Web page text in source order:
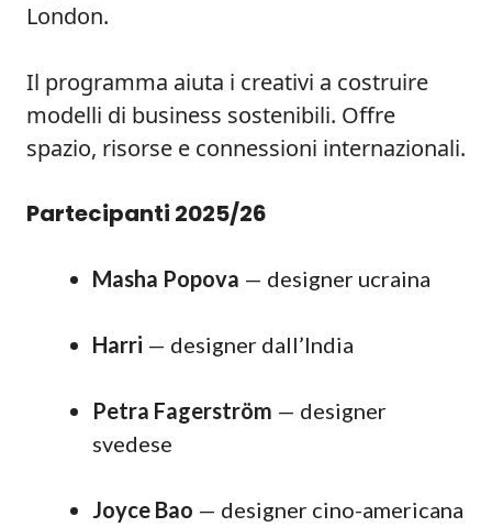
London.
Il programma aiuta i creativi a costruire
modelli di business sostenibili. Offre
spazio, risorse e connessioni internazionali.
Partecipanti 2025/26
Masha Popova — designer ucraina
Harri — designer dall’India
Petra Fagerström — designer
svedese
Joyce Bao — designer cino-americana